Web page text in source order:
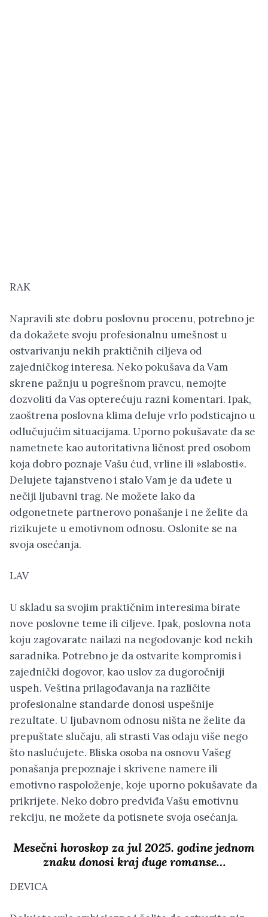
RAK
Napravili ste dobru poslovnu procenu, potrebno je
da dokažete svoju profesionalnu umešnost u
ostvarivanju nekih praktičnih ciljeva od
zajedničkog interesa. Neko pokušava da Vam
skrene pažnju u pogrešnom pravcu, nemojte
dozvoliti da Vas opterećuju razni komentari. Ipak,
zaoštrena poslovna klima deluje vrlo podsticajno u
odlučujućim situacijama. Uporno pokušavate da se
nametnete kao autoritativna ličnost pred osobom
koja dobro poznaje Vašu ćud, vrline ili »slabosti«.
Delujete tajanstveno i stalo Vam je da uđete u
nečiji ljubavni trag. Ne možete lako da
odgonetnete partnerovo ponašanje i ne želite da
rizikujete u emotivnom odnosu. Oslonite se na
svoja osećanja.
LAV
U skladu sa svojim praktičnim interesima birate
nove poslovne teme ili ciljeve. Ipak, poslovna nota
koju zagovarate nailazi na negodovanje kod nekih
saradnika. Potrebno je da ostvarite kompromis i
zajednički dogovor, kao uslov za dugoročniji
uspeh. Veština prilagođavanja na različite
profesionalne standarde donosi uspešnije
rezultate. U ljubavnom odnosu ništa ne želite da
prepuštate slučaju, ali strasti Vas odaju više nego
što naslućujete. Bliska osoba na osnovu Vašeg
ponašanja prepoznaje i skrivene namere ili
emotivno raspoloženje, koje uporno pokušavate da
prikrijete. Neko dobro predviđa Vašu emotivnu
rekciju, ne možete da potisnete svoja osećanja.
Mesečni horoskop za jul 2025. godine jednom
znaku donosi kraj duge romanse…
DEVICA